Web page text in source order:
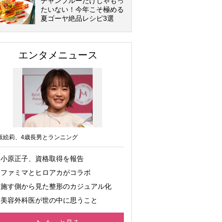
たいない！今年こそ極める
夏ゴーヤ絶品レシピ3選
エンタメニュース
絵莉、4歳長男とランニング
小原正子、資格取得を報告
ファミマとヒロアカがコラボ
施す側から見た整形のカジュアル化
美容外科医が世の中に思うこと